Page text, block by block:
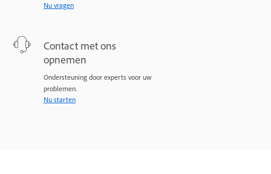
Nu vragen
Contact met ons
opnemen
Ondersteuning door experts voor uw
problemen.
Nu starten